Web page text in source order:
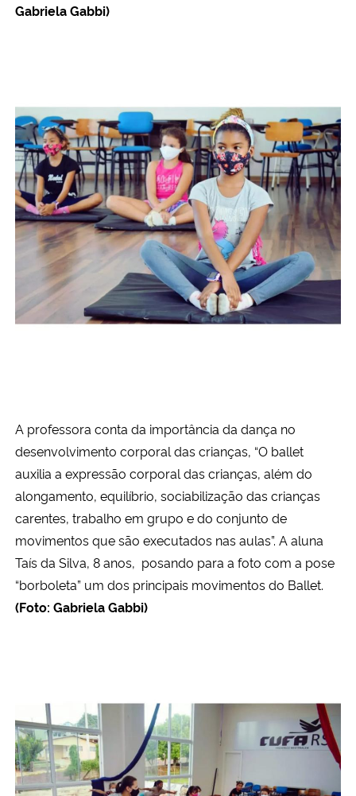
Gabriela Gabbi)
A professora conta da importância da dança no
desenvolvimento corporal das crianças, “O ballet
auxilia a expressão corporal das crianças, além do
alongamento, equilíbrio, sociabilização das crianças
carentes, trabalho em grupo e do conjunto de
movimentos que são executados nas aulas”. A aluna
Taís da Silva, 8 anos, posando para a foto com a pose
“borboleta” um dos principais movimentos do Ballet.
(Foto: Gabriela Gabbi)